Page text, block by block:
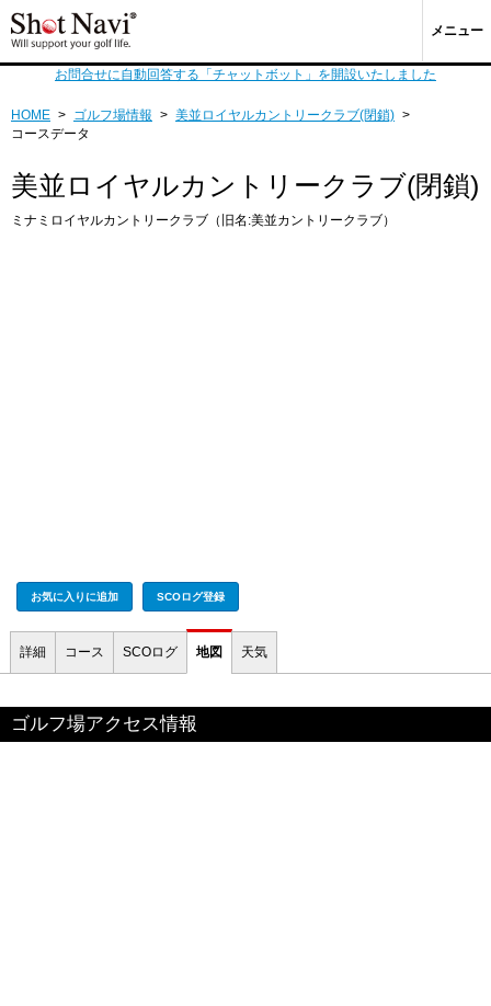
メニュー
お問合せに自動回答する「チャットボット」を開設いたしました
HOME > ゴルフ場情報 > 美並ロイヤルカントリークラブ(閉鎖) >
コースデータ
美並ロイヤルカントリークラブ(閉鎖)
ミナミロイヤルカントリークラブ（旧名:美並カントリークラブ）
お気に入りに追加 SCOログ登録
詳細 コース SCOログ 地図 天気
ゴルフ場アクセス情報